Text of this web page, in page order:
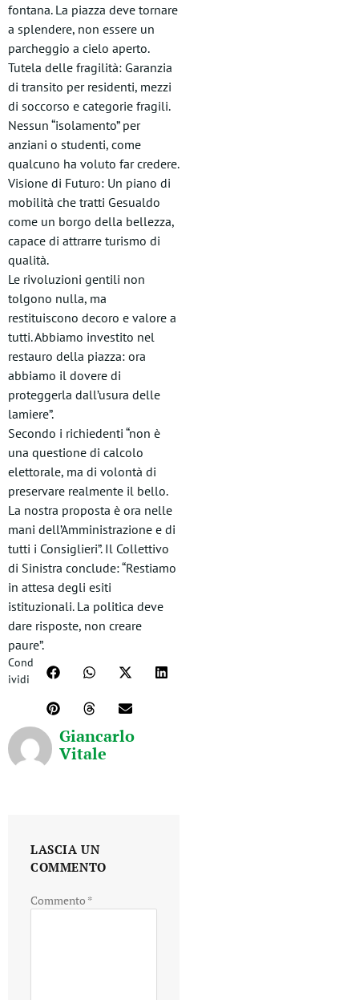
fontana. La piazza deve tornare
a splendere, non essere un
parcheggio a cielo aperto.
Tutela delle fragilità: Garanzia
di transito per residenti, mezzi
di soccorso e categorie fragili.
Nessun “isolamento” per
anziani o studenti, come
qualcuno ha voluto far credere.
Visione di Futuro: Un piano di
mobilità che tratti Gesualdo
come un borgo della bellezza,
capace di attrarre turismo di
qualità.
​Le rivoluzioni gentili non
tolgono nulla, ma
restituiscono decoro e valore a
tutti. Abbiamo investito nel
restauro della piazza: ora
abbiamo il dovere di
proteggerla dall’usura delle
lamiere”.
Secondo i richiedenti “non è
una questione di calcolo
elettorale, ma di volontà di
preservare realmente il bello.
La nostra proposta è ora nelle
mani dell’Amministrazione e di
tutti i Consiglieri”. Il Collettivo
di Sinistra conclude: “Restiamo
in attesa degli esiti
istituzionali. La politica deve
dare risposte, non creare
paure”.
Cond
ividi
Giancarlo
Vitale
LASCIA UN
COMMENTO
Commento *